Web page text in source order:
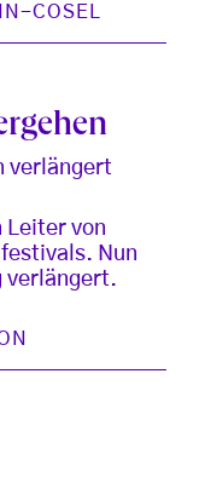
COSEL
verlängert
Leiter von
Nun
verlängert.